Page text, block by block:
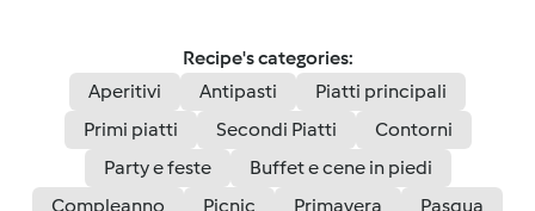
Recipe's categories:
Aperitivi
Antipasti
Piatti principali
Primi piatti
Secondi Piatti
Contorni
Party e feste
Buffet e cene in piedi
Compleanno
Picnic Primavera
Pasqua